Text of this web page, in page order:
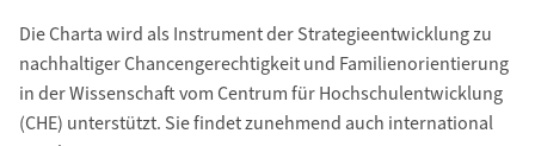
Die Charta wird als Instrument der Strategieentwicklung zu
nachhaltiger Chancengerechtigkeit und Familienorientierung
in der Wissenschaft vom Centrum für Hochschulentwicklung
(CHE) unterstützt. Sie findet zunehmend auch international